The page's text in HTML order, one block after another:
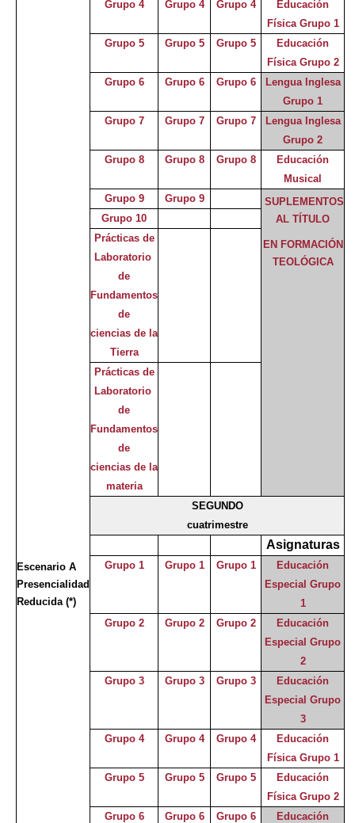
Escenario A
Presencialidad
Reducida(*)
Grupo 4 Grupo 4 Grupo 4
Educación
Física Grupo 1
Grupo 5
Grupo 5 Grupo 5
Educación
Física Grupo 2
Grupo 6
Grupo 6 Grupo 6
Lengua Inglesa
Grupo 1
Grupo 7
Grupo 7 Grupo 7
Lengua Inglesa
Grupo 2
Grupo 8
Grupo 8 Grupo 8
Educación
Musical
Grupo 9
Grupo 9
SUPLEMENTOS
AL TÍTULO
EN FORMACIÓN
TEOLÓGICA
Grupo 10
Prácticas de
Laboratorio
de
Fundamentos
de
ciencias de la
Tierra
Prácticas de
Laboratorio
de
Fundamentos
de
ciencias de la
materia
SEGUNDO
cuatrimestre
Asignaturas
Grupo 1 Grupo 1 Grupo 1
Educación
Especial Grupo
1
Grupo 2
Grupo 2 Grupo 2
Educación
Especial Grupo
2
Grupo 3
Grupo 3 Grupo 3
Educación
Especial Grupo
3
Grupo 4
Grupo 4 Grupo 4
Educación
Física Grupo 1
Grupo 5
Grupo 5 Grupo 5
Educación
Física Grupo 2
Grupo 6
Grupo 6 Grupo 6
Educación